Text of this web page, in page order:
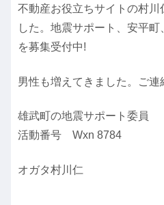
不動産お役立ちサイトの村
した。地震サポート、安平
を募集受付中!
男性も増えてきました。ご連
雄武町の地震サポート委員
活動番号 Wxn 8784
オガタ村川仁